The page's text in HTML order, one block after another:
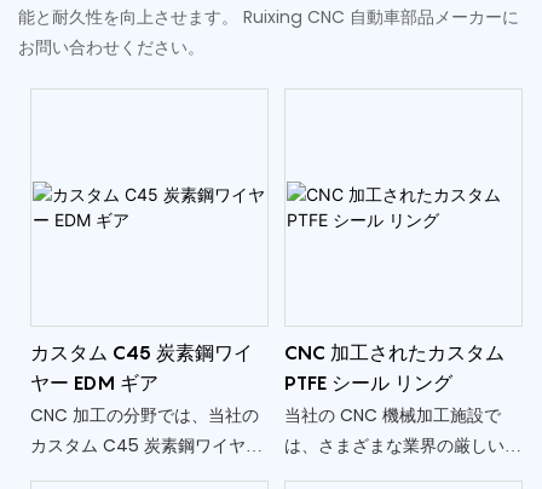
能と耐久性を向上させます。 Ruixing CNC 自動車部品メーカーに
お問い合わせください。
カスタム C45 炭素鋼ワイ
ヤー EDM ギア
CNC 加工の分野では、当社の
カスタム C45 炭素鋼ワイヤー
EDM ギアは精度と信頼性の証
CNC 加工されたカスタム
PTFE シール リング
当社の CNC 機械加工施設で
は、さまざまな業界の厳しいニ
ーズを満たすオーダーメイドの